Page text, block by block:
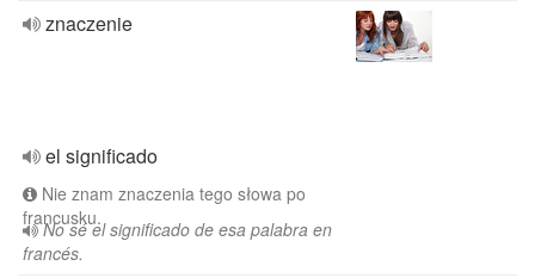
znaczenie
el significado
Nie znam znaczenia tego słowa po
francusku.
No sé el significado de esa palabra en
francés.